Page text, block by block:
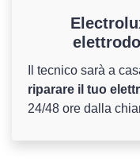
Il tecnico sarà a
riparare il tuo
24/48 ore dalla